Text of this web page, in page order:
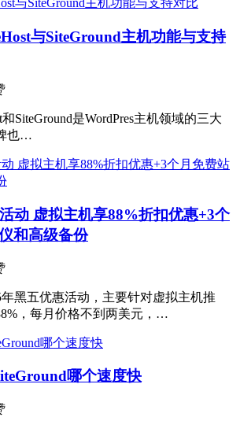
与SiteGround主机功能与支持
SiteGround是WordPres主机领域的三大
也…
动 虚拟主机享88%折扣优惠+3个
和高级备份
年黑五优惠活动，主要针对虚拟主机推
，每月价格不到两美元，…
哪个速度快